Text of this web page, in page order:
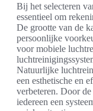
Bij het selecteren
essentieel om
De grootte van de
persoonlijke
voor mobiele
Natuurlijke
een esthetische en
verbeteren. Door
iedereen een